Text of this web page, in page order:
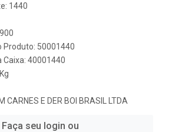
1440
Produto: 50001440
Caixa: 40001440
CARNES E DER BOI BRASIL LTDA
Faça seu login ou